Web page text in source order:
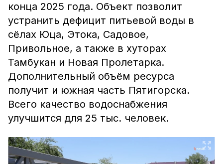
конца 2025 года. Объект позволит
устранить дефицит питьевой воды в
сёлах Юца, Этока, Садовое,
Привольное, а также в хуторах
Тамбукан и Новая Пролетарка.
Дополнительный объём ресурса
получит и южная часть Пятигорска.
Всего качество водоснабжения
улучшится для 25 тыс. человек.